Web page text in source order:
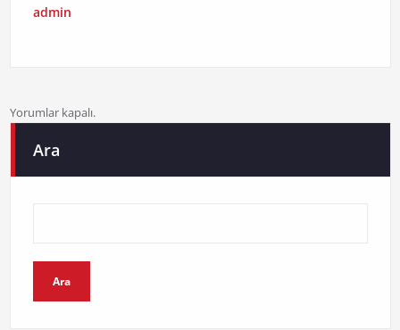
admin
Yorumlar kapalı.
Ara
Ara